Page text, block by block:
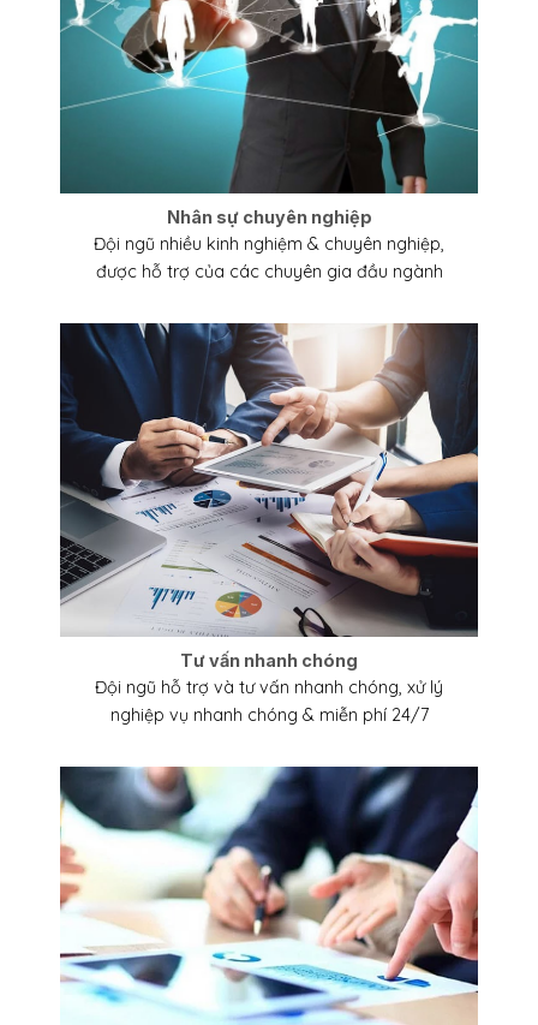
Nhân sự chuyên nghiệp
Đội ngũ nhiều kinh nghiệm & chuyên nghiệp,
được hỗ trợ của các chuyên gia đầu ngành
Tư vấn nhanh chóng
Đội ngũ hỗ trợ và tư vấn nhanh chóng, xử lý
nghiệp vụ nhanh chóng & miễn phí 24/7